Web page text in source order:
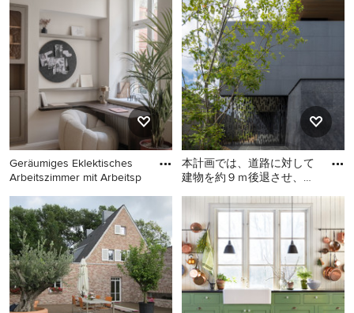
Neutrales Modernes
Ankleidezimmer in
Düsseldorf
Asiatisches Einfamilienhaus
mit Putzfassade, schwarzer
Fassadenfarbe, Satteldach,
Ziegeldach und schwarzem
Dach in Sonstige
Geräumiges Eklektisches
Arbeitszimmer mit Arbeitsp
Geräumiges Eklektisches
Arbeitszimmer mit
Arbeitsplatz, beiger
Wandfarbe, braunem
Holzboden, Einbau-
Schreibtisch und grauem
Boden in Berlin
本計画では、道路に対して
建物を約９ｍ後退させ、手
し、両脇と中央に、自然 樹
形の
Geräumiges, Zweistöckiges
Modernes Einfamilienhaus
mit Steinfassade, schwarzer
Fassadenfarbe, Walmdach,
Blechdach und grauem Dach
in Kobe